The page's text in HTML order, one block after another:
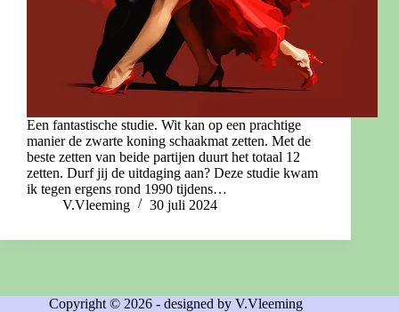
Een fantastische studie. Wit kan op een prachtige
manier de zwarte koning schaakmat zetten. Met de
beste zetten van beide partijen duurt het totaal 12
zetten. Durf jij de uitdaging aan? Deze studie kwam
ik tegen ergens rond 1990 tijdens…
V.Vleeming
30 juli 2024
Copyright © 2026 - designed by V.Vleeming